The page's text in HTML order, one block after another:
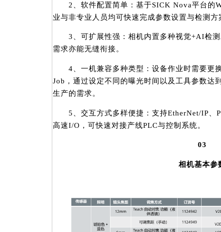
2、软件配置简单：基于SICK Nova平台的
业与非专业人员均可快速完成参数设置与检测方
3、可扩展性强：相机内置多种视觉+AI检测
需求亦能无缝衔接。
4、一机兼容多种类型：设备作业时需要更
Job，通过设定不同的曝光时间以及工具参数达
生产的需求。
5、交互方式多样便捷：支持EtherNet/IP、
高速I/O，可快速对接产线PLC与控制系统。
03
相机基本参